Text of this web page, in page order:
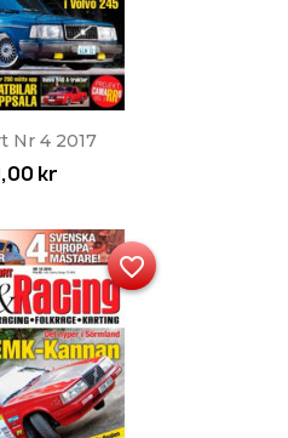
Nr 4 2017
kr
favorite_border